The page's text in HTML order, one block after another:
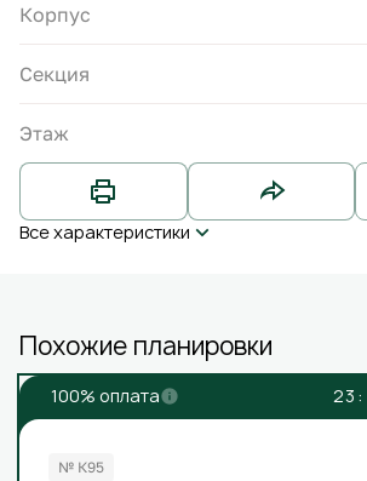
Корпус
Секция
Этаж
Все характеристики
Похожие планировки
100% оплата 23 :
№ К95